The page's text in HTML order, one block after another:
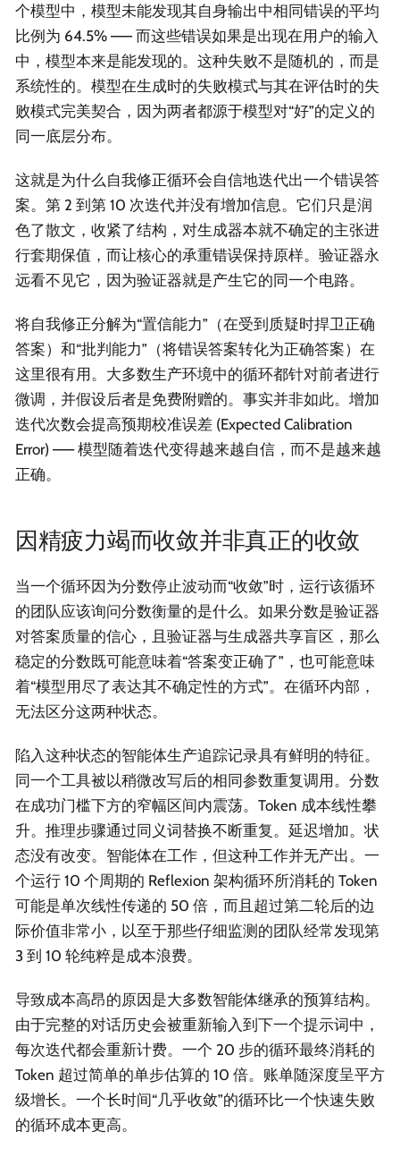
个模型中，模型未能发现其自身输出中相同错误的平均
比例为 64.5% —— 而这些错误如果是出现在用户的输入
中，模型本来是能发现的。这种失败不是随机的，而是
系统性的。模型在生成时的失败模式与其在评估时的失
败模式完美契合，因为两者都源于模型对“好”的定义的
同一底层分布。
这就是为什么自我修正循环会自信地迭代出一个错误答
案。第 2 到第 10 次迭代并没有增加信息。它们只是润
色了散文，收紧了结构，对生成器本就不确定的主张进
行套期保值，而让核心的承重错误保持原样。验证器永
远看不见它，因为验证器就是产生它的同一个电路。
将自我修正分解为“置信能力”（在受到质疑时捍卫正确
答案）和“批判能力”（将错误答案转化为正确答案）在
这里很有用。大多数生产环境中的循环都针对前者进行
微调，并假设后者是免费附赠的。事实并非如此。增加
迭代次数会提高预期校准误差 (Expected Calibration
Error) —— 模型随着迭代变得越来越自信，而不是越来越
正确。
因精疲力竭而收敛并非真正的收敛
当一个循环因为分数停止波动而“收敛”时，运行该循环
的团队应该询问分数衡量的是什么。如果分数是验证器
对答案质量的信心，且验证器与生成器共享盲区，那么
稳定的分数既可能意味着“答案变正确了”，也可能意味
着“模型用尽了表达其不确定性的方式”。在循环内部，
无法区分这两种状态。
陷入这种状态的智能体生产追踪记录具有鲜明的特征。
同一个工具被以稍微改写后的相同参数重复调用。分数
在成功门槛下方的窄幅区间内震荡。Token 成本线性攀
升。推理步骤通过同义词替换不断重复。延迟增加。状
态没有改变。智能体在工作，但这种工作并无产出。一
个运行 10 个周期的 Reflexion 架构循环所消耗的 Token
可能是单次线性传递的 50 倍，而且超过第二轮后的边
际价值非常小，以至于那些仔细监测的团队经常发现第
3 到 10 轮纯粹是成本浪费。
导致成本高昂的原因是大多数智能体继承的预算结构。
由于完整的对话历史会被重新输入到下一个提示词中，
每次迭代都会重新计费。一个 20 步的循环最终消耗的
Token 超过简单的单步估算的 10 倍。账单随深度呈平方
级增长。一个长时间“几乎收敛”的循环比一个快速失败
的循环成本更高。